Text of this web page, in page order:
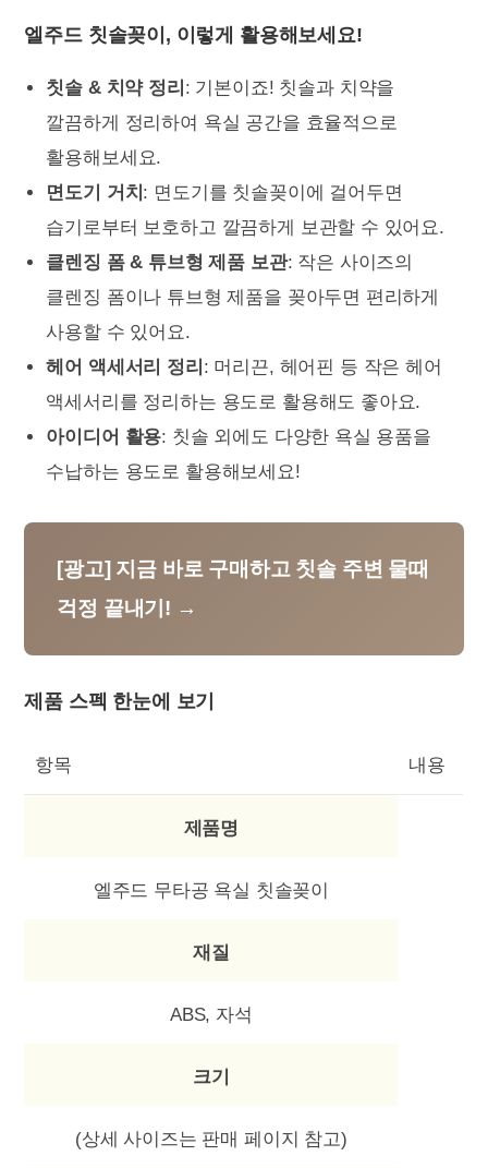
엘주드 칫솔꽂이, 이렇게 활용해보세요!
칫솔 & 치약 정리 : 기본이죠! 칫솔과 치약을
깔끔하게 정리하여 욕실 공간을 효율적으로
활용해보세요.
면도기 거치 : 면도기를 칫솔꽂이에 걸어두면
습기로부터 보호하고 깔끔하게 보관할 수 있어요.
클렌징 폼 & 튜브형 제품 보관: 작은 사이즈의
클렌징 폼이나 튜브형 제품을 꽂아두면 편리하게
사용할 수 있어요.
헤어 액세서리 정리 : 머리끈, 헤어핀 등 작은 헤어
액세서리를 정리하는 용도로 활용해도 좋아요.
아이디어 활용: 칫솔 외에도 다양한 욕실 용품을
수납하는 용도로 활용해보세요!
[광고] 지금 바로 구매하고 칫솔 주변 물때
걱정 끝내기! →
제품 스펙 한눈에 보기
항목 내용
제품명
엘주드 무타공 욕실 칫솔꽂이
재질
ABS, 자석
크기
(상세 사이즈는 판매 페이지 참고)